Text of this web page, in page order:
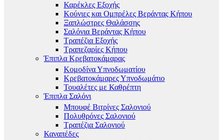
Καρέκλες Εξοχής
Κούνιες και Ομπρέλες Βεράντας Κήπου
Ξαπλώστρες Θαλάσσης
Σαλόνια Βεράντας Κήπου
Τραπέζια Εξοχής
Τραπεζαρίες Κήπου
Έπιπλα Κρεβατοκάμαρας
Κομοδίνα Υπνοδωματίου
Κρεβατοκάμαρες Υπνοδωμάτιο
Τουαλέτες με Καθρέπτη
Έπιπλα Σαλόνι
Μπουφέ Βιτρίνες Σαλονιού
Πολυθρόνες Σαλονιού
Τραπέζια Σαλονιού
Καναπέδες